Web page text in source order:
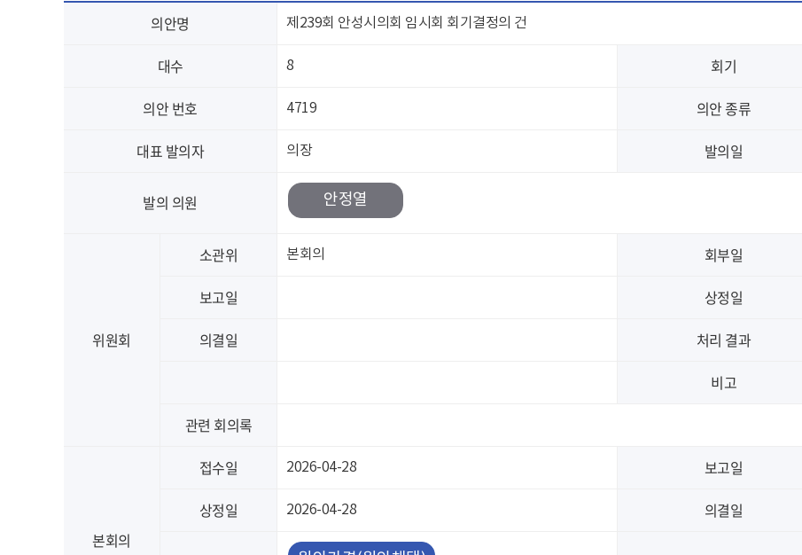
의안명 제239회 안성시의회 임시회 회기결정의 건
대수 8 회기
의안 번호 4719 의안 종류
대표 발의자 의장 발의일
발의 의원 안정열
위원회
소관위 본회의
회부일
보고일
상정일
의결일
처리 결과
비고
관련 회의록
본회의
접수일 2026-04-28 보고일
상정일 2026-04-28 의결일